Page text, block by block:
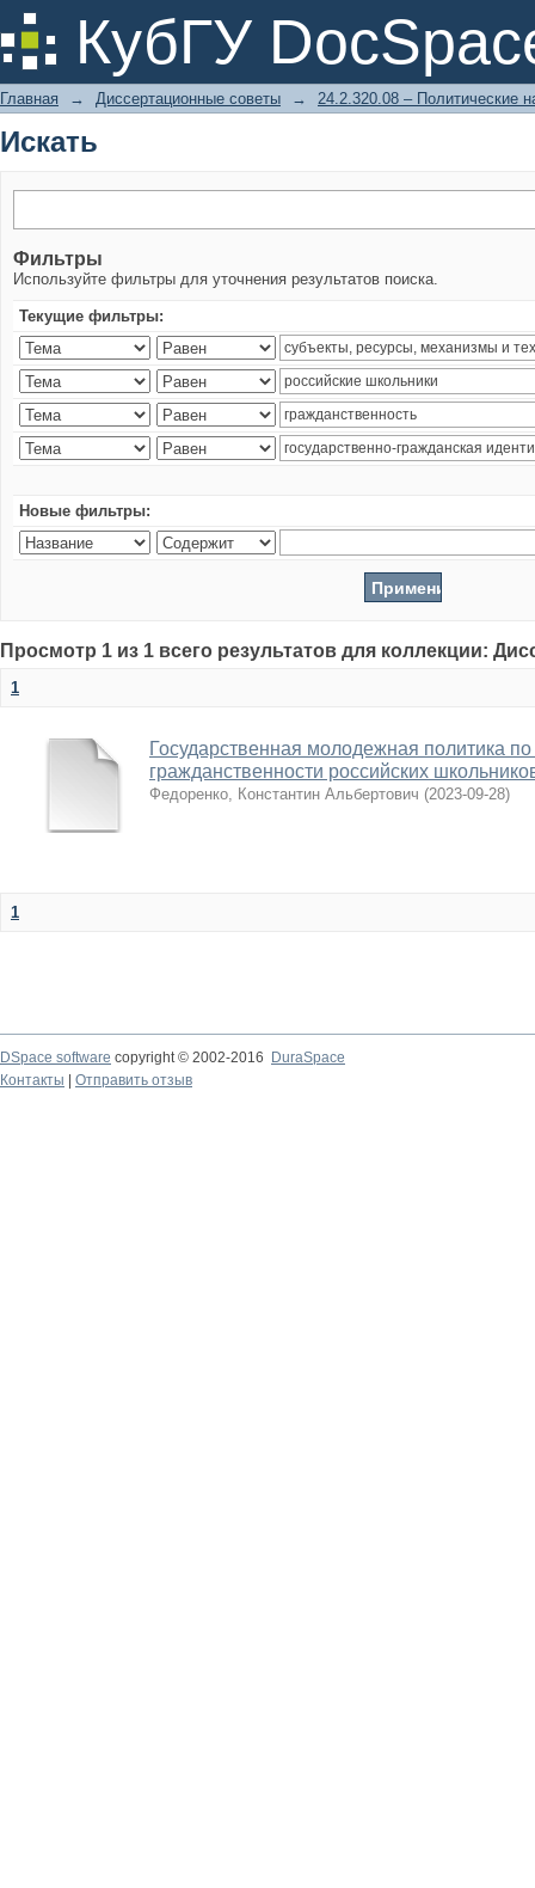
КубГУ
Искать
Главная → Диссертационные советы → 24.2.320.08 – Политические
Искать
Фильтры
Используйте фильтры для уточнения результатов поиска.
Текущие фильтры:
Новые фильтры:
Просмотр 1 из 1 всего результатов для коллекции:
1
Государственная молодежная политика
гражданственности российских
Федоренко, Константин Альбертович (2023-09-28)
1
DSpace software copyright © 2002-2016
DuraSpace
Контакты
Отправить отзыв